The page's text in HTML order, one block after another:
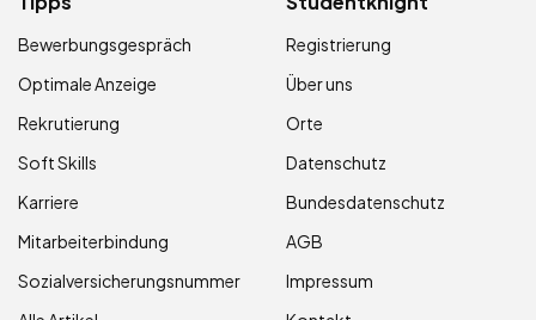
Bewerbungsgespräch
Optimale Anzeige
Rekrutierung
Soft Skills
Karriere
Mitarbeiterbindung
Sozialversicherungsnummer
Registrierung
Über uns
Orte
Datenschutz
Bundesdatenschutz
AGB
Impressum